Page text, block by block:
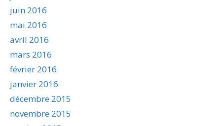
juin 2016
mai 2016
avril 2016
mars 2016
février 2016
janvier 2016
décembre 2015
novembre 2015